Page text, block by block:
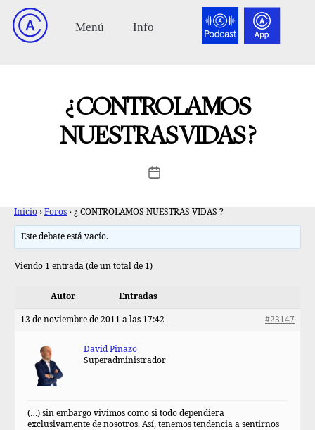
¿ CONTROLAMOS
NUESTRAS VIDAS ?
Inicio › Foros › ¿ CONTROLAMOS NUESTRAS VIDAS ?
Este debate está vacío.
Viendo 1 entrada (de un total de 1)
Autor Entradas
13 de noviembre de 2011 a las 17:42 #23147
David Pinazo
Superadministrador
(…) sin embargo vivimos como si todo dependiera
exclusivamente de nosotros. Así, tenemos tendencia a sentirnos